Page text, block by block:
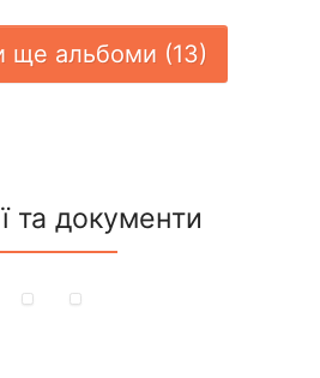
ще альбоми (13)
та документи